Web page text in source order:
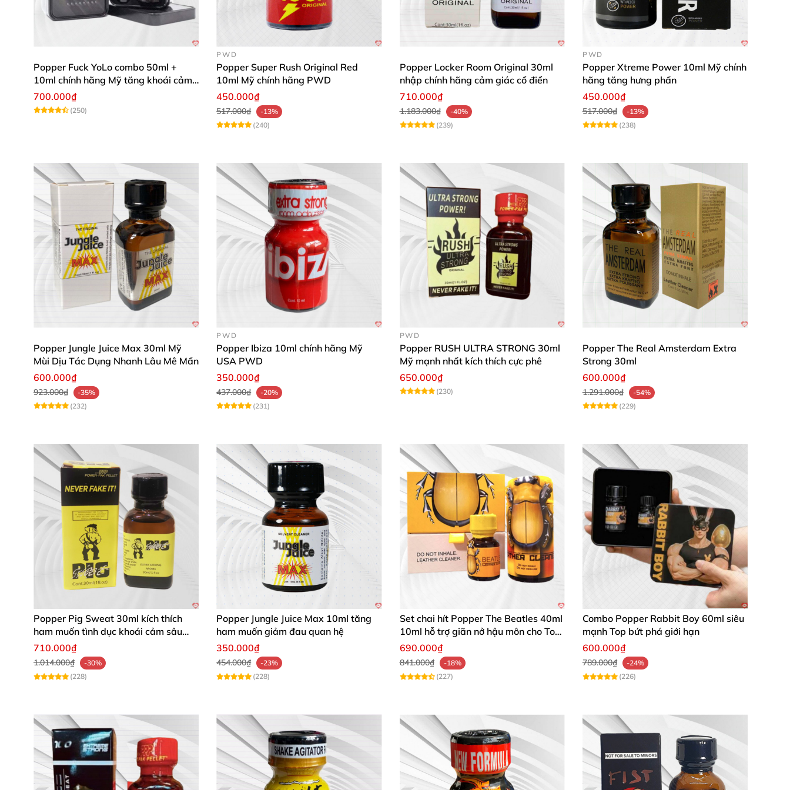
Giá tốt nhất thị trường– Giao hàng kín đáo , bảo mậttuyệt đối.
Tư vấn tận tình – Bảo hành uy tín
– Đội ngũ hỗ trợ chuyên nghiệp 24/7.
Popper Fuck YoLo combo 50ml +
10ml chính hãng Mỹ tăng khoái cảm
mạnh mẽ an toàn
700.000₫
(250)
PWD
Popper Super Rush Original Red
10ml Mỹ chính hãng PWD
450.000₫
517.000₫
-13%
(240)
Popper Locker Room Original 30ml
nhập chính hãng cảm giác cổ điển
710.000₫
1.183.000₫
-40%
(239)
PWD
Popper Xtreme Power 10ml Mỹ chính
hãng tăng hưng phấn
450.000₫
517.000₫
-13%
(238)
Popper Jungle Juice Max 30ml Mỹ
Mùi Dịu Tác Dụng Nhanh Lâu Mê Mẩn
600.000₫
923.000₫
-35%
(232)
PWD
Popper Ibiza 10ml chính hãng Mỹ
USA PWD
350.000₫
437.000₫
-20%
(231)
PWD
Popper RUSH ULTRA STRONG 30ml
Mỹ mạnh nhất kích thích cực phê
650.000₫
(230)
Popper The Real Amsterdam Extra
Strong 30ml
600.000₫
1.291.000₫
-54%
(229)
Popper Pig Sweat 30ml kích thích
ham muốn tình dục khoái cảm sâu
cộng đồng LGBT
710.000₫
1.014.000₫
-30%
(228)
Popper Jungle Juice Max 10ml tăng
ham muốn giảm đau quan hệ
350.000₫
454.000₫
-23%
(228)
Set chai hít Popper The Beatles 40ml
10ml hỗ trợ giãn nở hậu môn cho Top
Bot
690.000₫
841.000₫
-18%
(227)
Combo Popper Rabbit Boy 60ml siêu
mạnh Top bứt phá giới hạn
600.000₫
789.000₫
-24%
(226)